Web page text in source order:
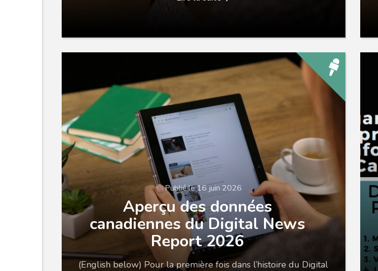
Publié le 16 juin 2026
Aperçu des données
canadiennes du Digital News
Report 2026
(English below) Pour la première fois dans l’histoire du Digital